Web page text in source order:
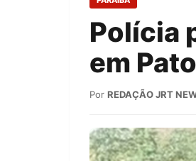
Polícia
em
Por REDAÇÃO JRT